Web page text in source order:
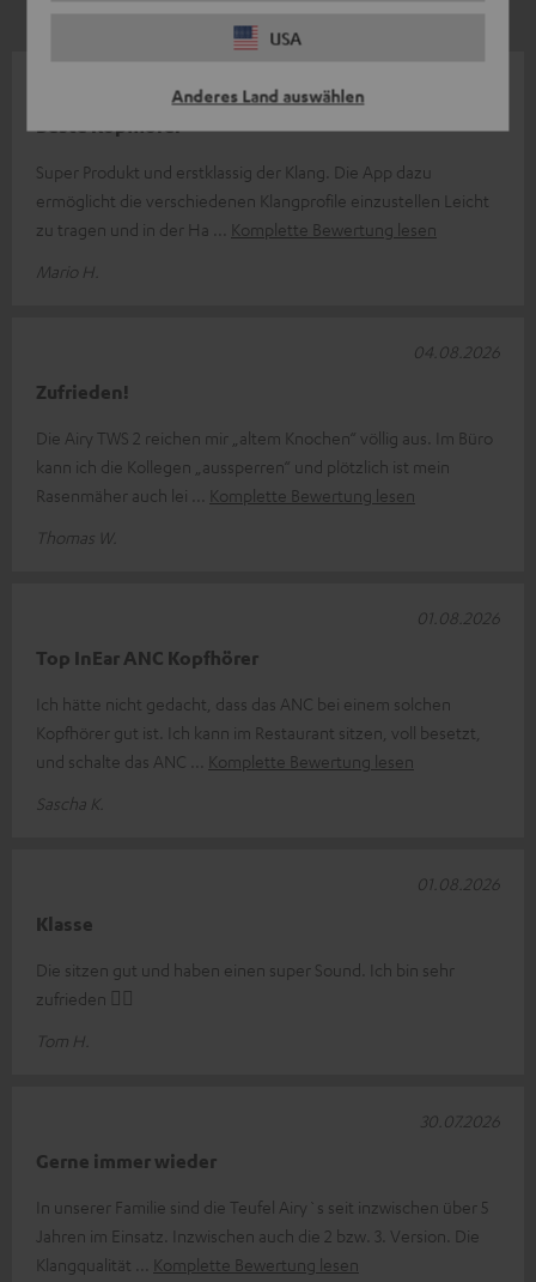
USA
Anderes Land auswählen
Beste Kopfhörer
Super Produkt und erstklassig der Klang. Die App dazu
ermöglicht die verschiedenen Klangprofile einzustellen Leicht
zu tragen und in der Ha
Komplette Bewertung lesen
Mario H.
Zufrieden!
Die Airy TWS 2 reichen mir „altem Knochen“ völlig aus. Im Büro
kann ich die Kollegen „aussperren“ und plötzlich ist mein
Rasenmäher auch lei
Komplette Bewertung lesen
Thomas W.
04.08.2026
Top InEar ANC Kopfhörer
Ich hätte nicht gedacht, dass das ANC bei einem solchen
Kopfhörer gut ist. Ich kann im Restaurant sitzen, voll besetzt,
und schalte das ANC
Komplette Bewertung lesen
Sascha K.
01.08.2026
Klasse
Die sitzen gut und haben einen super Sound. Ich bin sehr
zufrieden 👍🏻
Tom H.
01.08.2026
Gerne immer wieder
In unserer Familie sind die Teufel Airy`s seit inzwischen über 5
Jahren im Einsatz. Inzwischen auch die 2 bzw. 3. Version. Die
Klangqualität
Komplette Bewertung lesen
30.07.2026